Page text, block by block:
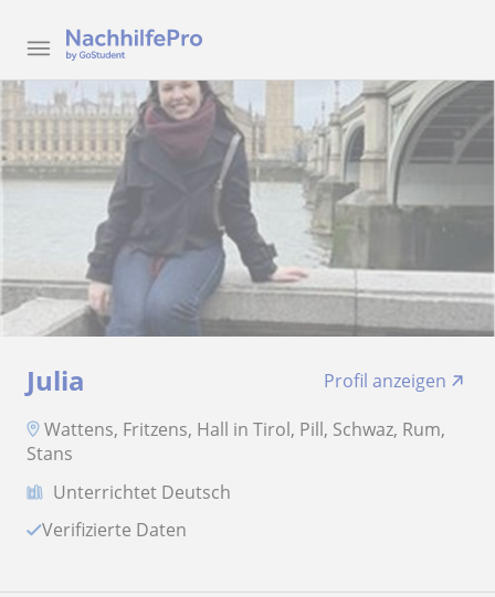
Julia
Profil anzeigen
Wattens, Fritzens, Hall in Tirol, Pill, Schwaz, Rum,
Stans
Unterrichtet Deutsch
Verifizierte Daten